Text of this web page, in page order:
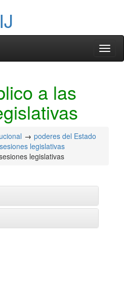
a las
poderes del Estado
sesiones legislativas
legislativas